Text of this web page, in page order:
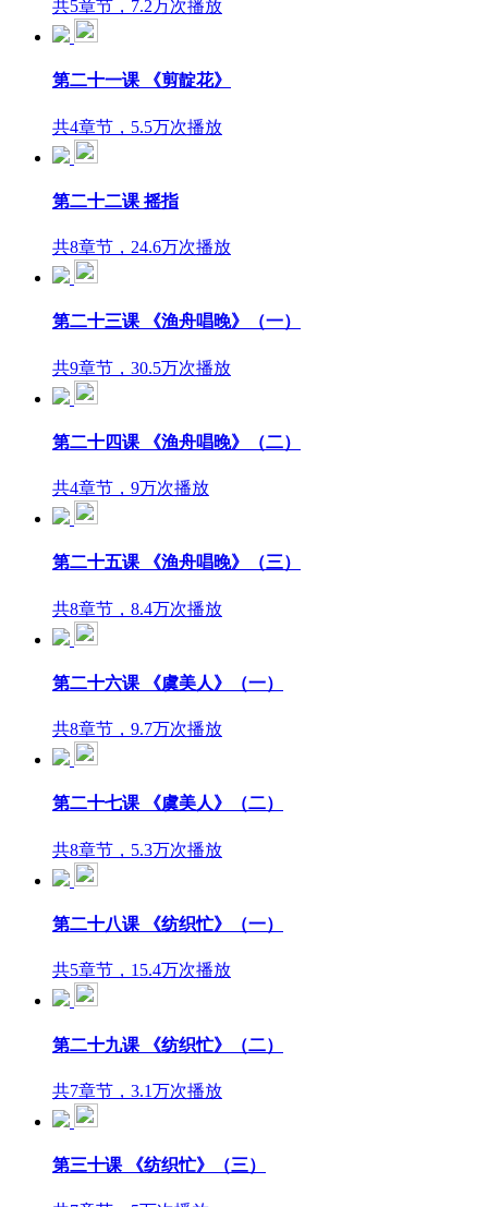
共5章节，7.2万次播放
第二十一课 《剪靛花》
共4章节，5.5万次播放
第二十二课 摇指
共8章节，24.6万次播放
第二十三课 《渔舟唱晚》（一）
共9章节，30.5万次播放
第二十四课 《渔舟唱晚》（二）
共4章节，9万次播放
第二十五课 《渔舟唱晚》（三）
共8章节，8.4万次播放
第二十六课 《虞美人》（一）
共8章节，9.7万次播放
第二十七课 《虞美人》（二）
共8章节，5.3万次播放
第二十八课 《纺织忙》（一）
共5章节，15.4万次播放
第二十九课 《纺织忙》（二）
共7章节，3.1万次播放
第三十课 《纺织忙》（三）